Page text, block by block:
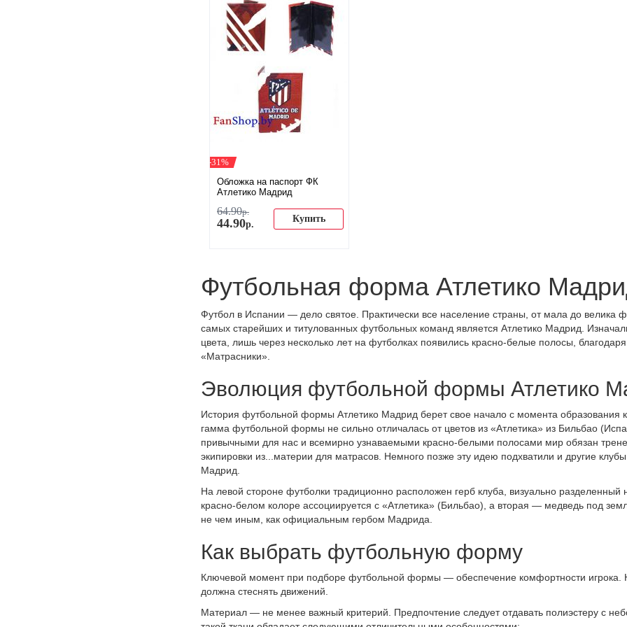
-31%
Обложка на паспорт ФК
Атлетико Мадрид
64.90р.
44.90р. Купить
Футбольная форма Атлетико
Футбол в Испании — дело святое. Практически все население страны, от мала до велика
самых старейших и титулованных футбольных команд является Атлетико Мадрид.
цвета, лишь через несколько лет на футболках появились красно-белые полосы,
«Матрасники».
Эволюция футбольной формы Атлетико
История футбольной формы Атлетико Мадрид берет свое начало с момента образования
гамма футбольной формы не сильно отличалась от цветов из «Атлетика» из Бильбао
привычными для нас и всемирно узнаваемыми красно-белыми полосами мир обязан
экипировки из...материи для матрасов. Немного позже эту идею подхватили и другие
Мадрид.
На левой стороне футболки традиционно расположен герб клуба, визуально
красно-белом колоре ассоциируется с «Атлетика» (Бильбао), а вторая — медведь под
не чем иным, как официальным гербом Мадрида.
Как выбрать футбольную форму
Ключевой момент при подборе футбольной формы — обеспечение комфортности
должна стеснять движений.
Материал — не менее важный критерий. Предпочтение следует отдавать полиэстеру с